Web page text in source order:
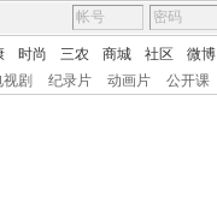
时尚 三农 商城 社区 微博
视剧 纪录片 动画片 公开课